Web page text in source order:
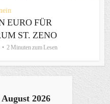
EURO FÜR
ST. ZENO
2 Minuten zum Lesen
2026